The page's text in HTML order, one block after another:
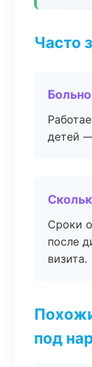
Часто
детей
Сроки
после
визита.
под